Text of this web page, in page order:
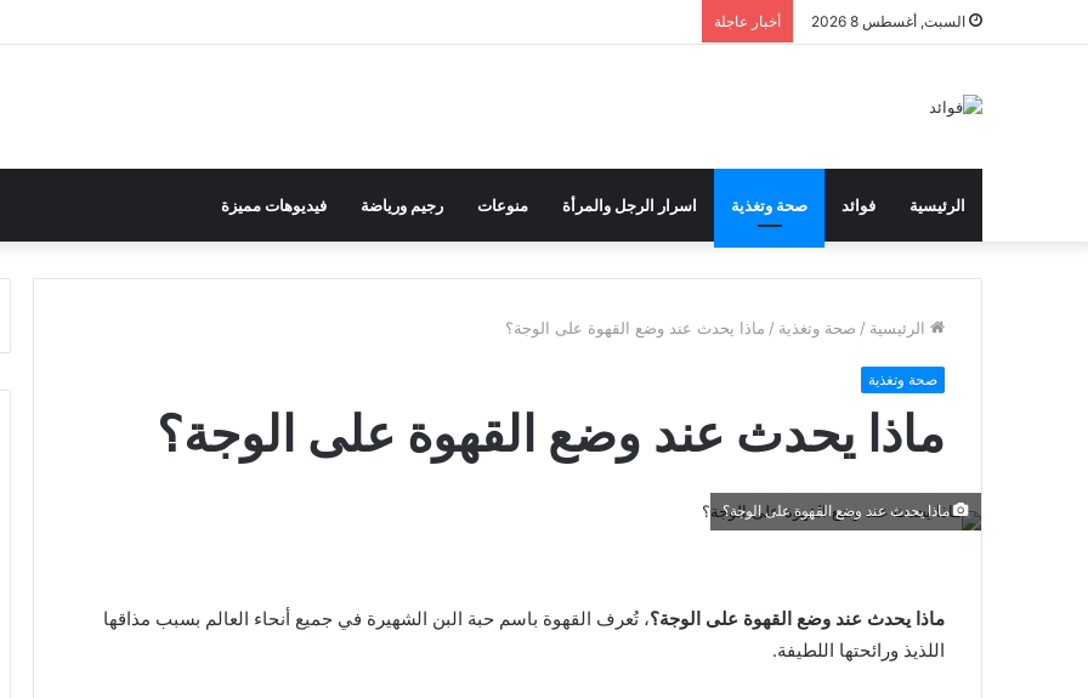
السبت, أغسطس 8 2026 أخبار عاجلة
الرئيسية فوائد صحة وتغذية اسرار الرجل والمرأة منوعات رجيم ورياضة فيديوهات مميزة
الرئيسية / صحة وتغذية / ماذا يحدث عند وضع القهوة على الوجة؟
صحة وتغذية
ماذا يحدث عند وضع القهوة على الوجة؟
ماذا يحدث عند وضع القهوة على الوجة؟
ماذا يحدث عند وضع القهوة على الوجة؟، تُعرف القهوة باسم حبة البن الشهيرة في جميع أنحاء العالم بسبب مذاقها
اللذيذ ورائحتها اللطيفة.